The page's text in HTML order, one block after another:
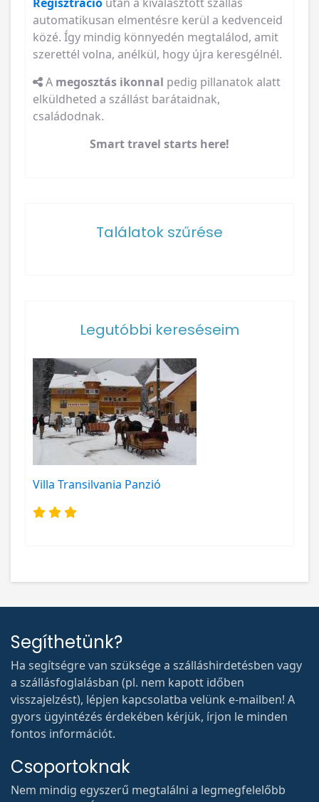
automatikusan elmentésre kerül a kedvenceid
közé. Így mindig könnyedén megtalálod, amit
szerettél volna, anélkül, hogy újra keresgélnél.
A megosztás ikonnal pedig pillanatok alatt
elküldheted a szállást barátaidnak,
családodnak.
Smart travel starts here!
Találatok szűrése
Legutóbbi kereséseim
Villa Transilvania Panzió
Segíthetünk?
Ha segítségre van szüksége a szálláshirdetésben vagy
a szállásfoglalásban (pl. nem kapott időben
visszajelzést), lépjen kapcsolatba velünk e-mailben! A
gyors ügyintézés érdekében kérjük, írjon le minden
fontos információt.
Csoportoknak
Nem mindig egyszerű megtalálni a legmegfelelőbb